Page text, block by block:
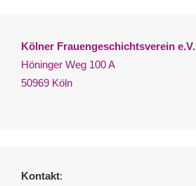
Kölner Frauengeschichtsverein e.V.
Höninger Weg 100 A
50969 Köln
Kontakt: